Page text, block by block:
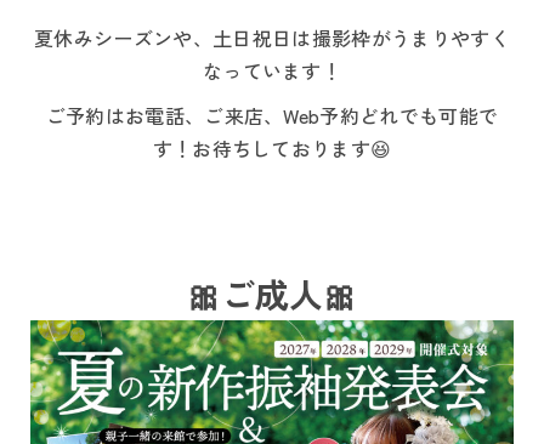
夏休みシーズンや、土日祝日は撮影枠がうまりやすく
なっています！
ご予約はお電話、ご来店、Web予約どれでも可能で
す！お待ちしております😆
🎀ご成人🎀